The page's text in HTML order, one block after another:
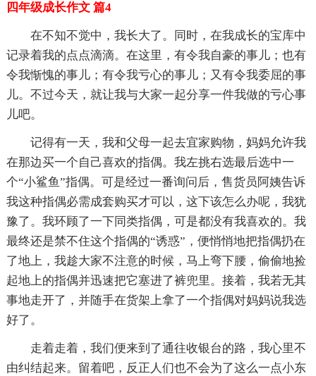
四年级成长作文 篇4
在不知不觉中，我长大了。同时，在我成长的宝库中
记录着我的点点滴滴。在这里，有令我自豪的事儿；也有
令我惭愧的事儿；有令我亏心的事儿；又有令我委屈的事
儿。不过今天，就让我与大家一起分享一件我做的亏心事
儿吧。
记得有一天，我和父母一起去宜家购物，妈妈允许我
在那边买一个自己喜欢的指偶。我左挑右选最后选中一
个“小鲨鱼”指偶。可是经过一番询问后，售货员阿姨告诉
我这种指偶必需成套购买才可以，这下该怎么办呢，我犹
豫了。我环顾了一下同类指偶，可是都没有我喜欢的。我
最终还是禁不住这个指偶的“诱惑”，便悄悄地把指偶扔在
了地上，我趁大家不注意的时候，马上弯下腰，偷偷地捡
起地上的指偶并迅速把它塞进了裤兜里。接着，我若无其
事地走开了，并随手在货架上拿了一个指偶对妈妈说我选
好了。
走着走着，我们便来到了通往收银台的路，我心里不
由纠结起来。留着吧，反正人们也不会为了这么一点小东